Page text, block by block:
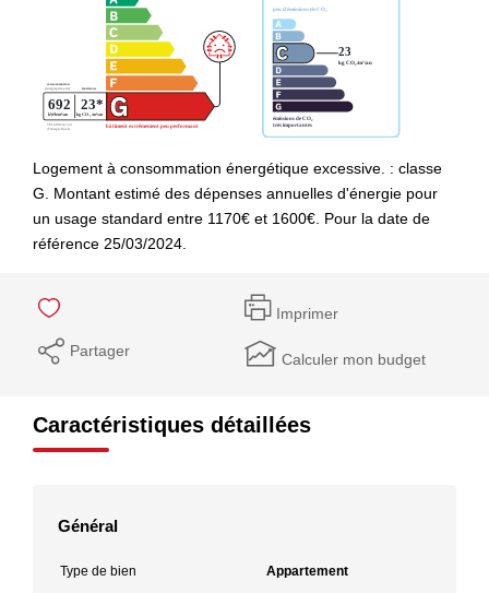
Logement à consommation énergétique excessive. : classe
G. Montant estimé des dépenses annuelles d'énergie pour
un usage standard entre 1170€ et 1600€. Pour la date de
référence 25/03/2024.
Imprimer
Partager Calculer mon budget
Caractéristiques détaillées
Général
Type de bien Appartement